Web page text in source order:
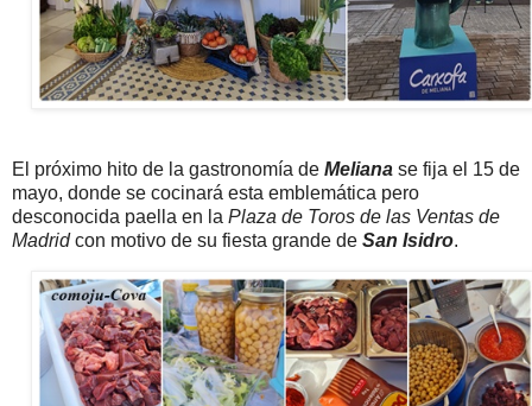
El próximo hito de la gastronomía de Meliana se fija el 15 de
mayo, donde se cocinará esta emblemática pero
desconocida paella en la Plaza de Toros de las Ventas de
Madridcon motivo de su fiesta grande de San Isidro.